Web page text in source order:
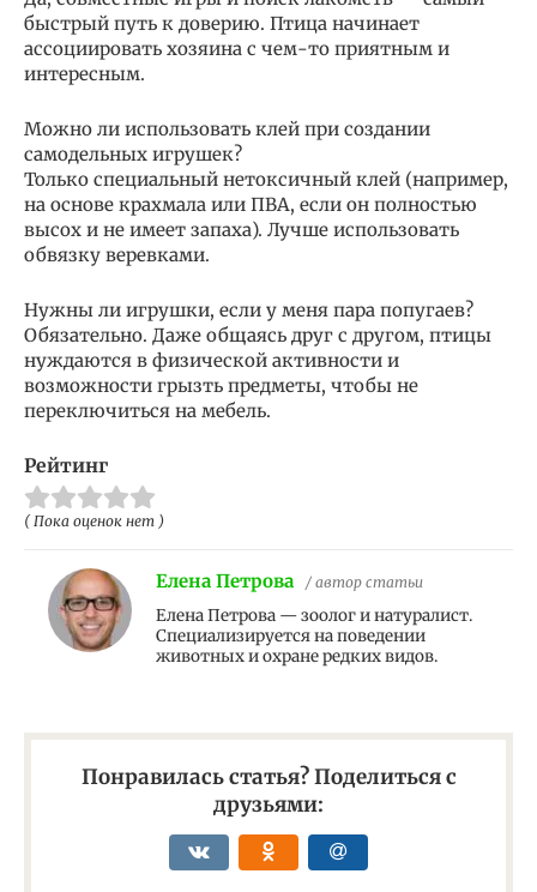
быстрый путь к доверию. Птица начинает
ассоциировать хозяина с чем-то приятным и
интересным.
Можно ли использовать клей при создании
самодельных игрушек?
Только специальный нетоксичный клей (например,
на основе крахмала или ПВА, если он полностью
высох и не имеет запаха). Лучше использовать
обвязку веревками.
Нужны ли игрушки, если у меня пара попугаев?
Обязательно. Даже общаясь друг с другом, птицы
нуждаются в физической активности и
возможности грызть предметы, чтобы не
переключиться на мебель.
Рейтинг
( Пока оценок нет )
Елена Петрова / автор статьи
Елена Петрова — зоолог и натуралист.
Специализируется на поведении
животных и охране редких видов.
Понравилась статья? Поделиться с
друзьями: